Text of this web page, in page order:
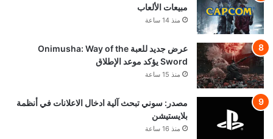
مبيعات الألعاب
منذ 14 ساعة
عرض جديد للعبة Onimusha: Way of the
Sword يؤكد موعد الإطلاق
منذ 15 ساعة
مصدر: سوني تبحث آلية ادخال الاعلانات في أنظمة
بلايستيشن
منذ 16 ساعة